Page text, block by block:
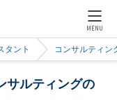
MENU
タント コンサルティン
サルティングの